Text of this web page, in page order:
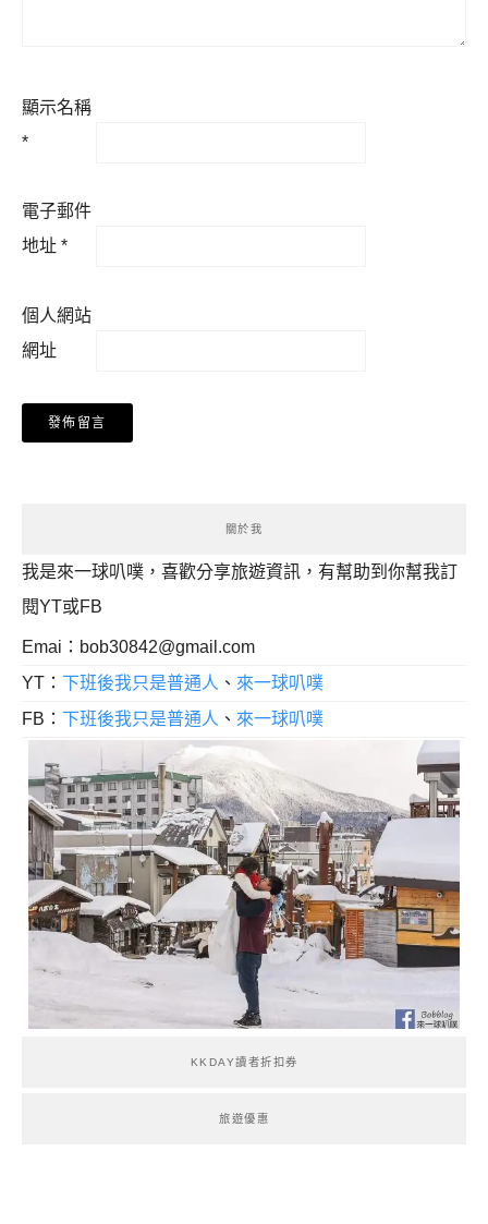
顯示名稱
*
電子郵件
地址 *
個人網站
網址
關於我
我是來一球叭噗，喜歡分享旅遊資訊，有幫助到你幫我訂
閱YT或FB
Emai： bob30842@gmail.com
YT： 下班後我只是普通人 、 來一球叭噗
FB： 下班後我只是普通人 、 來一球叭噗
KKDAY讀者折扣券
旅遊優惠